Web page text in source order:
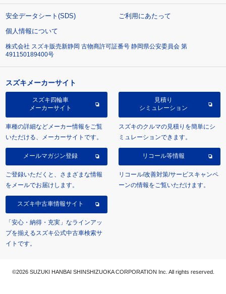
安全データシート(SDS)
ご利用にあたって
個人情報について
株式会社 スズキ販売新静岡 古物商許可証番号 静岡県公安委員会 第
491150189400号
スズキメーカーサイト
スズキ四輪車
メーカーサイト
車種の詳細などメーカー情報をご覧
いただける、メーカーサイトです。
見積り
シミュレーション
スズキのクルマの見積りを簡単にシ
ミュレーションできます。
メールマガジン登録
ご登録いただくと、さまざまな情報
をメールでお届けします。
リコール等情報
リコール/改善対策/サービスキャンペ
ーンの情報をご覧いただけます。
スズキ中古車情報サイト
「安心・納得・充実」なラインアッ
プを揃えるスズキ公式中古車検索サ
イトです。
©2026 SUZUKI HANBAI SHINSHIZUOKA CORPORATION Inc. All rights reserved.